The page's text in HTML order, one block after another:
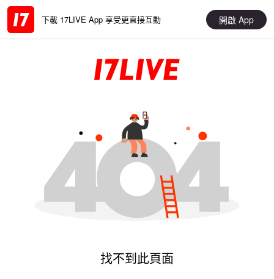
下載 17LIVE App 享受更直接互動 開啟 App
找不到此頁面